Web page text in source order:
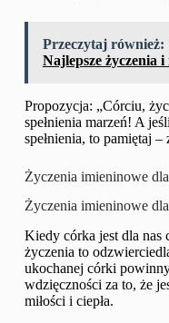
Przeczytaj również:
Najlepsze życzenia
Propozycja: „Córciu,
spełnienia marzeń! A
spełnienia, to pamiętaj
Życzenia imieninowe
Życzenia imieninowe
Kiedy córka jest dla nas
życzenia to
ukochanej córki
wdzięczności za to, że
miłości i ciepła.